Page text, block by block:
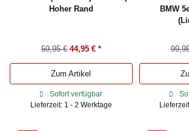
Hoher Rand
59,95 € 44,95 € *
Zum Artikel
Sofort verfügbar
Lieferzeit: 1 - 2 Werktage
BMW